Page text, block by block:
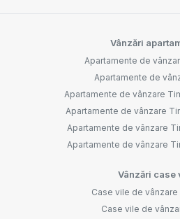
Vânzări
Apartamente de
Apartamente de
Apartamente de vânzare
Apartamente de vânzare
Apartamente de vânzare
Apartamente de vânzare
Vânzări case
Case vile de
Case vile de